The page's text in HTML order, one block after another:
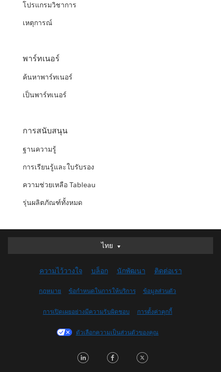
โปรแกรมวิชาการ
เหตุการณ์
พาร์ทเนอร์
ค้นหาพาร์ทเนอร์
เป็นพาร์ทเนอร์
การสนับสนุน
ฐานความรู้
การเรียนรู้และใบรับรอง
ความช่วยเหลือ Tableau
รุ่นผลิตภัณฑ์ทั้งหมด
ไทย
ไทย
English (UK)
English (US)
Français (Canada)
Français (France)
日本語
ความไว้วางใจ บล็อก นักพัฒนา ติดต่อเรา
กฎหมาย ข้อกำหนดในการให้บริการ ข้อมูลส่วนตัว
การเปิดเผยอย่างมีความรับผิดชอบ การตั้งค่าคุกกี้
ตัวเลือกความเป็นส่วนตัวของคุณ
LinkedInFacebook